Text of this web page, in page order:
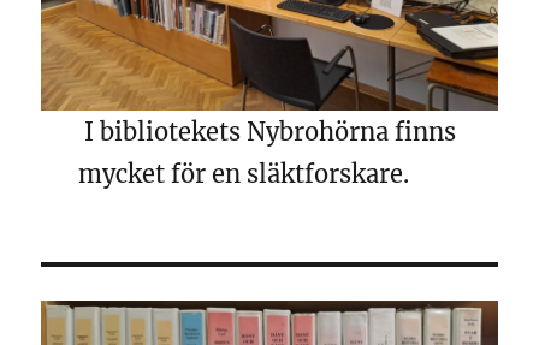
I bibliotekets Nybrohörna finns
mycket för en släktforskare.